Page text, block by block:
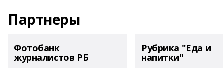
Партнеры
Фотобанк
журналистов РБ
Рубрика "Еда и
напитки"